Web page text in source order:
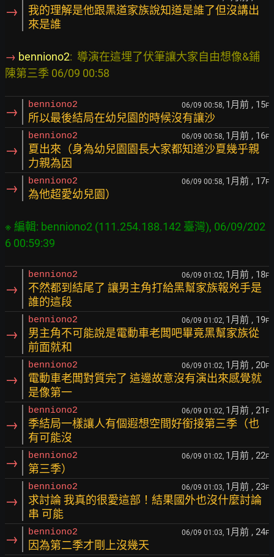
→
我的理解是他跟黑道家族說知道是誰了但沒講出
來是誰
→ benniono2:  導演在這埋了伏筆讓大家自由想像&鋪
→ benniono2 06/09 00:58, 1月前 , 15F
所以最後結局在幼兒園的時候沒有讓沙
→
benniono2 06/09 00:58, 1月前 , 16F
夏出來（身為幼兒園園長大家都知道沙夏幾乎親
力親為因
→ benniono2 06/09 00:58, 1月前 , 17F
為他超愛幼兒園）
※ 編輯: benniono2 (111.254.188.142 臺灣), 06/09/202
→
benniono2 06/09 01:02, 1月前 , 18F
不然都到結尾了 讓男主角打給黑幫家族報兇手是
誰的這段
→
benniono2 06/09 01:02, 1月前 , 19F
男主角不可能說是電動車老闆吧畢竟黑幫家族從
前面就和
→
benniono2 06/09 01:02, 1月前 , 20F
電動車老闆對質完了 這邊故意沒有演出來感覺就
是像第一
→
benniono2 06/09 01:02, 1月前 , 21 F
季結局一樣讓人有個遐想空間好銜接第三季（也
有可能沒
→ benniono2 06/09 01:02, 1月前 , 22F
第三季）
→
benniono2 06/09 01:03, 1月前 , 23F
求討論 我真的很愛這部！結果國外也沒什麼討論
串 可能
→ benniono2 06/09 01:03, 1月前 , 24F
因為第二季才剛上沒幾天